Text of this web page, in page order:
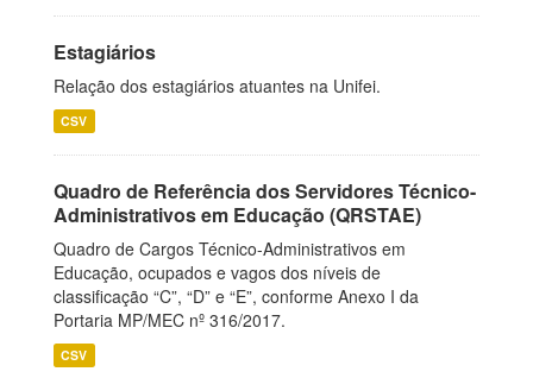
Estagiários
Relação dos estagiários atuantes na Unifei.
CSV
Quadro de Referência dos Servidores Técnico-
Administrativos em Educação (QRSTAE)
Quadro de Cargos Técnico-Administrativos em
Educação, ocupados e vagos dos níveis de
classificação “C”, “D” e “E”, conforme Anexo I da
Portaria MP/MEC nº 316/2017.
CSV